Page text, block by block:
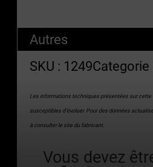
Autres
SKU : 1249Categorie
Les informations techniques présentées sur
susceptibles d’évoluer. Pour des données
à consulter le site du fabricant.
Vous devez